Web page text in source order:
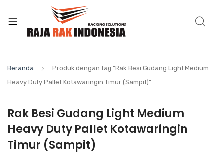
Beranda
Produk dengan tag “Rak Besi Gudang Light Medium
Heavy Duty Pallet Kotawaringin Timur (Sampit)”
Rak Besi Gudang Light Medium
Heavy Duty Pallet Kotawaringin
Timur (Sampit)